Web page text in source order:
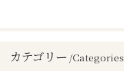
カテゴリー Categories